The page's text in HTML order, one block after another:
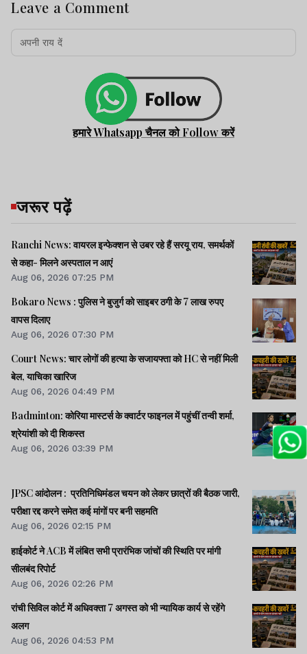
Leave a Comment
हमारे Whatsapp चैनल को Follow करें
जरूर पढ़ें
Ranchi News: वायरल इन्फेक्शन से उबर रहे हैं सरयू राय, समर्थकों
से कहा- मिलने अस्पताल न आएं
Aug 06, 2026 07:25 PM
Bokaro News : पुलिस ने बुजुर्ग को साइबर ठगी के 7 लाख रुपए
वापस दिलाए
Aug 06, 2026 07:30 PM
Court News: चार लोगों की हत्या के सजायफ्ता को HC से नहीं मिली
बेल, याचिका खारिज
Aug 06, 2026 04:49 PM
Badminton: कोरिया मास्टर्स के क्वार्टर फाइनल में पहुंचीं तन्वी शर्मा,
श्रेयांशी को दी शिकस्त
Aug 06, 2026 03:39 PM
JPSC आंदोलन : प्रतिनिधिमंडल चयन को लेकर छात्रों की बैठक जारी,
परीक्षा रद्द करने समेत कई मांगों पर बनी सहमति
Aug 06, 2026 02:15 PM
हाईकोर्ट ने ACB में लंबित सभी प्रारंभिक जांचों की स्थिति पर मांगी
सीलबंद रिपोर्ट
Aug 06, 2026 02:26 PM
रांची सिविल कोर्ट में अधिवक्ता 7 अगस्त को भी न्यायिक कार्य से रहेंगे
अलग
Aug 06, 2026 04:53 PM